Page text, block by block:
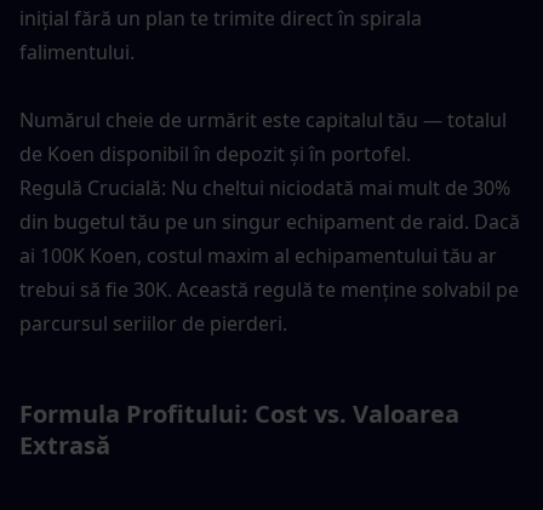
inițial fără un plan te trimite direct în spirala
falimentului.
Numărul cheie de urmărit este capitalul tău — totalul
de Koen disponibil în depozit și în portofel.
Regulă Crucială: Nu cheltui niciodată mai mult de 30%
din bugetul tău pe un singur echipament de raid. Dacă
ai 100K Koen, costul maxim al echipamentului tău ar
trebui să fie 30K. Această regulă te menține solvabil pe
parcursul seriilor de pierderi.
Formula Profitului: Cost vs. Valoarea
Extrasă